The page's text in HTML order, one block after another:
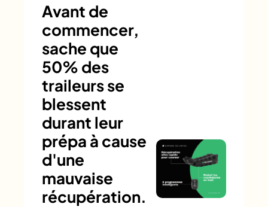
Avant de
commencer,
sache que
50% des
traileurs se
blessent
durant leur
prépa à cause
d'une
mauvaise
récupération.